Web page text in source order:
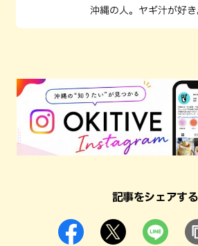
沖縄の人。ヤギ汁が好き
記事をシェアする